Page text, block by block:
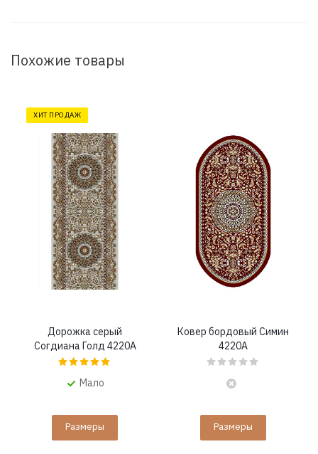
Похожие товары
ХИТ ПРОДАЖ
Дорожка серый
Согдиана Голд 4220A
Мало
Размеры
Ковер бордовый Симин
4220A
Размеры